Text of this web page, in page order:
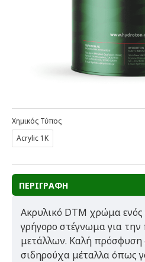
Χημικός Τύπος
Acrylic 1K
ΠΕΡΙΓΡΑΦΗ
Ακρυλικό DTM χρώμα ενός
γρήγορο στέγνωμα για
μετάλλων. Καλή πρόσφυση
σιδηρούχα μέταλλα όπως